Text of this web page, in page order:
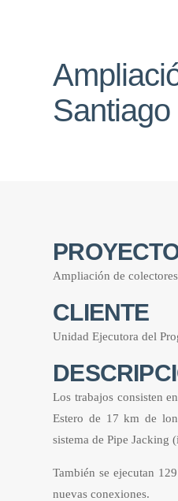
Ampliación de
CLIENTE
Unidad Ejecutora del
Los trabajos consisten
Estero de 17 km de
sistema de Pipe Jacking
También se ejecutan
nuevas conexiones.